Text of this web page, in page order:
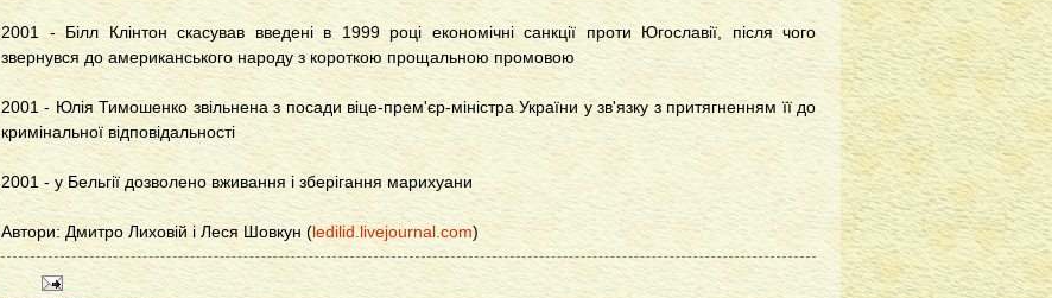
2001 - Білл Клінтон скасував введені в 1999 році економічні санкції проти Югославії, після чого
звернувся до американського народу з короткою прощальною промовою
2001 - Юлія Тимошенко звільнена з посади віце-прем'єр-міністра України у зв'язку з притягненням її до
кримінальної відповідальності
2001 - у Бельгії дозволено вживання і зберігання марихуани
Автори: Дмитро Лиховій і Леся Шовкун (ledilid.livejournal.com)